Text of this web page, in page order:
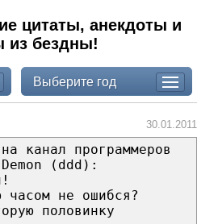
цитаты, анекдоты и
из бездны!
Выберите год
30.01.2011
канал программеров
(ddd):
не ошибся?
половинку